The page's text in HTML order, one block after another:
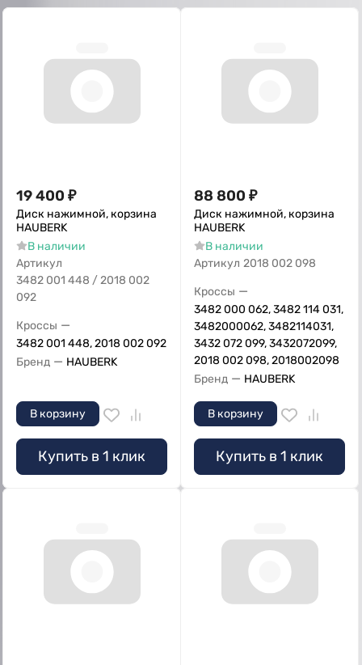
19 400 ₽
Диск нажимной, корзина
HAUBERK
В наличии
Артикул
3482 001 448 / 2018 002
092
Кроссы —
3482 001 448, 2018 002 092
Бренд — HAUBERK
В корзину
Купить в 1 клик
88 800 ₽
Диск нажимной, корзина
HAUBERK
В наличии
Артикул 2018 002 098
Кроссы —
3482 000 062, 3482 114 031,
3482000062, 3482114031,
3432 072 099, 3432072099,
2018 002 098, 2018002098
Бренд — HAUBERK
В корзину
Купить в 1 клик